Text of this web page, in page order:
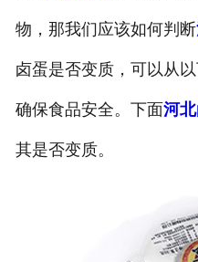
物，那我们应该如何判断
卤蛋是否变质，可以从
确保食品安全。下面河
其是否变质。